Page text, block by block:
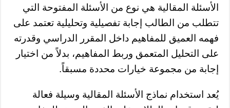
الأسئلة المقالية هي نوع من الأسئلة المفتوحة التي
تتطلب من الطالب إجابة تفصيلية وتحليلية تعتمد على
فهمه العميق للمفاهيم داخل المقرر الدراسي وقدرته
على التحليل المتعمق وربط المفاهيم، بدلاً من اختيار
إجابة من مجموعة خيارات محددة مسبقاً.
يُعد استخدام نماذج الأسئلة المقالية وسيلة فعالة